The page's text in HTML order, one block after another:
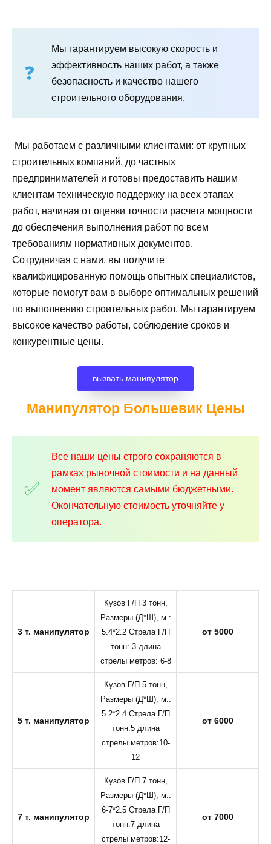
Мы гарантируем высокую скорость и
эффективность наших работ, а также
безопасность и качество нашего
строительного оборудования.
Мы работаем с различными клиентами: от крупных
строительных компаний, до частных
предпринимателей и готовы предоставить нашим
клиентам техническую поддержку на всех этапах
работ, начиная от оценки точности расчета мощности
до обеспечения выполнения работ по всем
требованиям нормативных документов.
Сотрудничая с нами, вы получите
квалифицированную помощь опытных специалистов,
которые помогут вам в выборе оптимальных решений
по выполнению строительных работ. Мы гарантируем
высокое качество работы, соблюдение сроков и
конкурентные цены.
вызвать манипулятор
Манипулятор Большевик Цены
Все наши цены строго сохраняются в
рамках рыночной стоимости и на данный
момент являются самыми бюджетными.
Окончательную стоимость уточняйте у
оператора.
3 т. манипулятор
Кузов Г/П 3 тонн,
Размеры (Д*Ш), м.:
5.4*2.2 Стрела Г/П
тонн: 3 длина
стрелы метров: 6-8
от 5000
5 т. манипулятор
Кузов Г/П 5 тонн,
Размеры (Д*Ш), м.:
5.2*2.4 Стрела Г/П
тонн:5 длина
стрелы метров:10-
12
от 6000
7 т. манипулятор
Кузов Г/П 7 тонн,
Размеры (Д*Ш), м.:
6-7*2.5 Стрела Г/П
тонн:7 длина
стрелы метров:12-
от 7000